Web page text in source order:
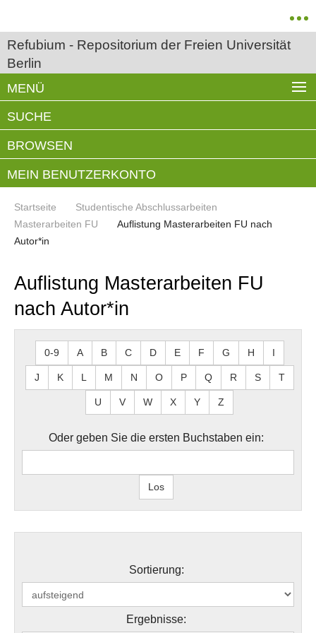
Refubium - Repositorium der Freien Universität
Berlin
MENÜ
SUCHE
BROWSEN
MEIN BENUTZERKONTO
Startseite
Studentische Abschlussarbeiten
Masterarbeiten FU
Auflistung Masterarbeiten FU nach
Autor*in
Auflistung Masterarbeiten FU
nach Autor*in
0-9 A B C D E F G H I
J K L M N O P Q R S T
U V W X Y Z
Oder geben Sie die ersten Buchstaben ein:
Sortierung:
Ergebnisse: